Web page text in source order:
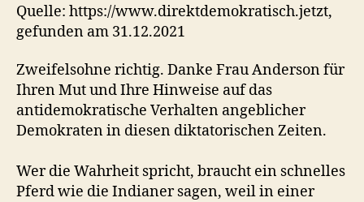
Quelle: https://www.direktdemokratisch.jetzt,
gefunden am 31.12.2021
Zweifelsohne richtig. Danke Frau Anderson für
Ihren Mut und Ihre Hinweise auf das
antidemokratische Verhalten angeblicher
Demokraten in diesen diktatorischen Zeiten.
Wer die Wahrheit spricht, braucht ein schnelles
Pferd wie die Indianer sagen, weil in einer